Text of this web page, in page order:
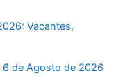
Vacantes,
6 de Agosto de 2026